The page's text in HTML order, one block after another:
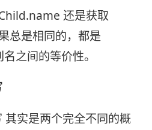
还是获取
总是相同的，都是
之间的等价性。
其实是两个完全不同的概